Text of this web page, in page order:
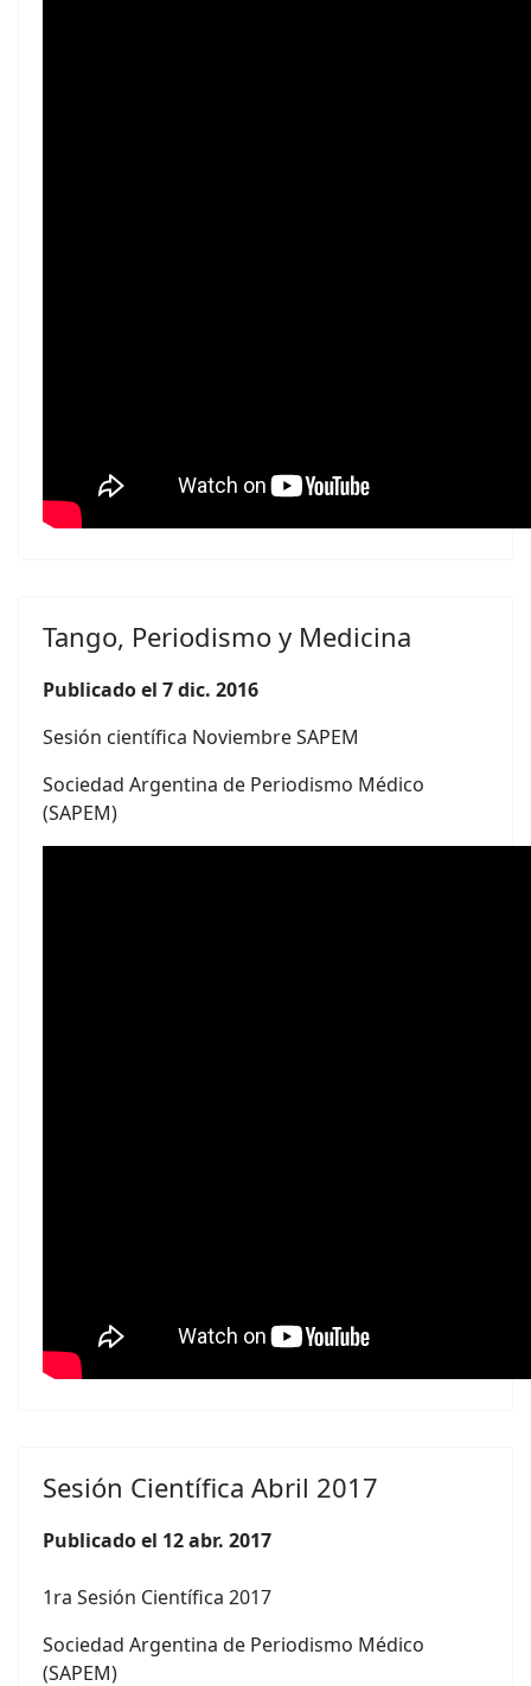
Tango, Periodismo y Medicina
Publicado el 7 dic. 2016
Sesión científica Noviembre SAPEM
Sociedad Argentina de Periodismo Médico
(SAPEM)
Sesión Científica Abril 2017
Publicado el 12 abr. 2017
1ra Sesión Científica 2017
Sociedad Argentina de Periodismo Médico
(SAPEM)